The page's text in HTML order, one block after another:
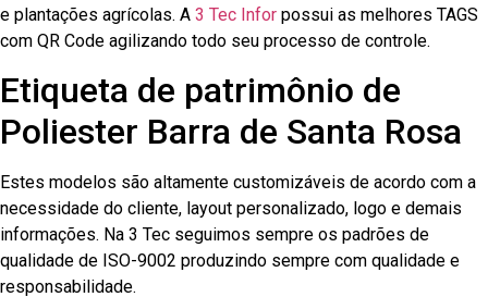
e plantações agrícolas. A 3 Tec Infor possui as melhores TAGS
com QR Code agilizando todo seu processo de controle.
Etiqueta de patrimônio de
Poliester Barra de Santa Rosa
Estes modelos são altamente customizáveis de acordo com a
necessidade do cliente, layout personalizado, logo e demais
informações. Na 3 Tec seguimos sempre os padrões de
qualidade de ISO-9002 produzindo sempre com qualidade e
responsabilidade.